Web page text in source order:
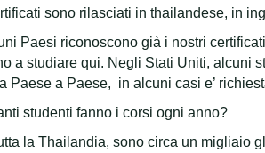
sono rilasciati in thailandese, in
Paesi riconoscono già i nostri
a studiare qui. Negli Stati Uniti, alcuni
Paese a Paese, in alcuni casi e’
studenti fanno i corsi ogni anno?
la Thailandia, sono circa un migliaio